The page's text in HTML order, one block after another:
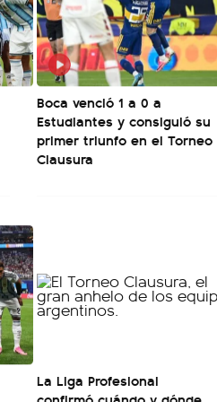
Boca venció 1 a 0 a
Estudiantes y consiguió su
primer triunfo en el Torneo
Clausura
La Liga Profesional